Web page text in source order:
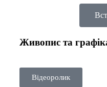
Живопис та
Відеоролик